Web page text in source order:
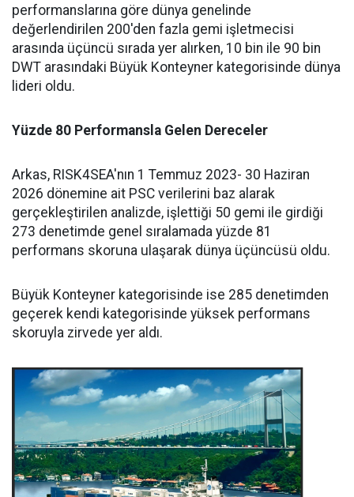
performanslarına göre dünya genelinde
değerlendirilen 200'den fazla gemi işletmecisi
arasında üçüncü sırada yer alırken, 10 bin ile 90 bin
DWT arasındaki Büyük Konteyner kategorisinde dünya
lideri oldu.
Yüzde 80 Performansla Gelen Dereceler
Arkas, RISK4SEA'nın 1 Temmuz 2023- 30 Haziran
2026 dönemine ait PSC verilerini baz alarak
gerçekleştirilen analizde, işlettiği 50 gemi ile girdiği
273 denetimde genel sıralamada yüzde 81
performans skoruna ulaşarak dünya üçüncüsü oldu.
Büyük Konteyner kategorisinde ise 285 denetimden
geçerek kendi kategorisinde yüksek performans
skoruyla zirvede yer aldı.